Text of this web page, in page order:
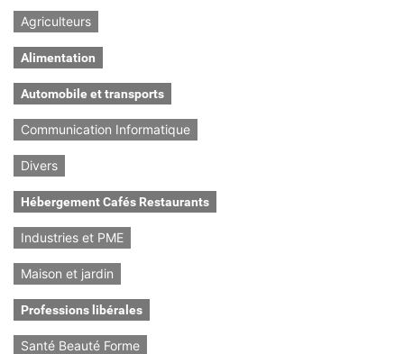
Agriculteurs
Alimentation
Automobile et transports
Communication Informatique
Divers
Hébergement Cafés Restaurants
Industries et PME
Maison et jardin
Professions libérales
Santé Beauté Forme